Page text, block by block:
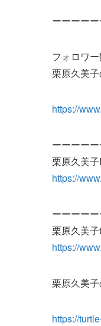
ーーーー
フォロワ
栗原久美
https://
ーーーー
栗原久美
https://
ーーーー
栗原久美
https://
栗原久美
https://